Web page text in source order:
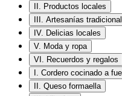
II. Productos locales
III. Artesanías
IV. Delicias locales
V. Moda y ropa
VI. Recuerdos y regalos
I. Cordero cocinado a
II. Queso formaella